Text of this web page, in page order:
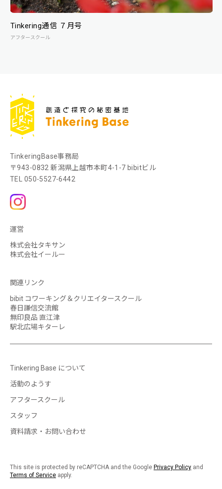
Tinkering通信 ７月号
アフタースクール
TinkeringBase事務局
〒943-0832 新潟県上越市本町4-1-7 bibitビル
TEL 050-5527-6442
運営
株式会社タキサン
株式会社イールー
関連リンク
bibit コワーキング＆クリエイタースクール
春日謙信交流館
無印良品 直江津
駅北広場キターレ
Tinkering Base について
活動のようす
アフタースクール
スタッフ
資料請求・お問い合わせ
This site is protected by reCAPTCHA and the Google Privacy Policy and
Terms of Service apply.